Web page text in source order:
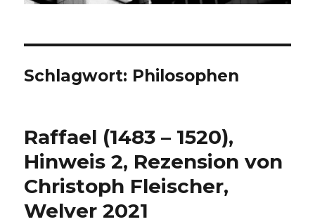
Schlagwort: Philosophen
Raffael (1483 – 1520),
Hinweis 2, Rezension von
Christoph Fleischer,
Welver 2021